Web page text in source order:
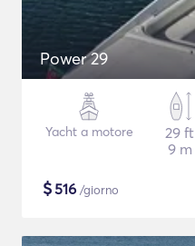
Power 29
Yacht a motore
29 ft
9 m
$516 /giorno